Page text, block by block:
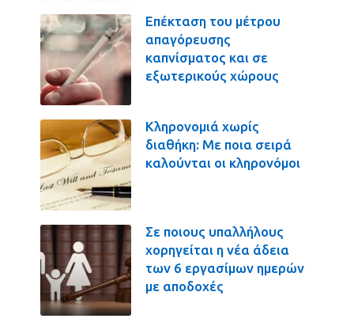
Επέκταση του μέτρου
απαγόρευσης
καπνίσματος και σε
εξωτερικούς χώρους
Κληρονομιά χωρίς
διαθήκη: Με ποια σειρά
καλούνται οι κληρονόμοι
Σε ποιους υπαλλήλους
χορηγείται η νέα άδεια
των 6 εργασίμων ημερών
με αποδοχές